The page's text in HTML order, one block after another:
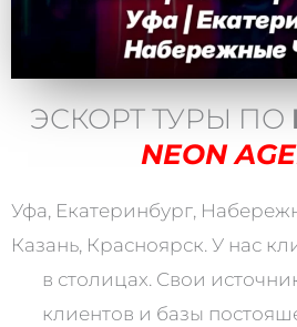
ЭСКОРТ ТУРЫ ПО
NEON
Уфа, Екатеринбург,
Казань, Красноярск. У нас
в столицах. Свои
клиентов и базы